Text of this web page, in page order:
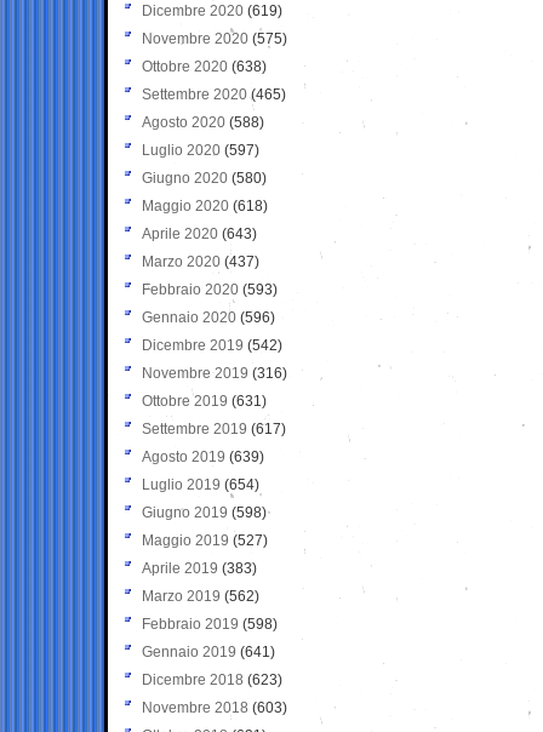
Dicembre 2020 (619)
Novembre 2020 (575)
Ottobre 2020 (638)
Settembre 2020(465)
Agosto 2020 (588)
Luglio 2020 (597)
Giugno 2020 (580)
Maggio 2020 (618)
Aprile 2020 (643)
Marzo 2020 (437)
Febbraio 2020 (593)
Gennaio 2020 (596)
Dicembre 2019 (542)
Novembre 2019 (316)
Ottobre 2019 (631)
Settembre 2019 (617)
Agosto 2019 (639)
Luglio 2019 (654)
Giugno 2019 (598)
Maggio 2019 (527)
Aprile 2019 (383)
Marzo 2019 (562)
Febbraio 2019 (598)
Gennaio 2019 (641)
Dicembre 2018 (623)
Novembre 2018 (603)